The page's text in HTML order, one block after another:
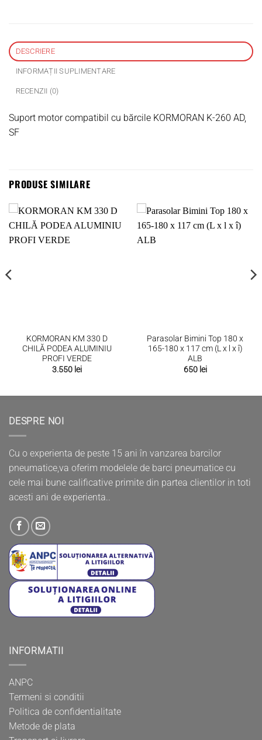
DESCRIERE
INFORMAȚII SUPLIMENTARE
RECENZII (0)
Suport motor compatibil cu bărcile KORMORAN K-260 AD,
SF
PRODUSE SIMILARE
KORMORAN KM 330 D
CHILĂ PODEA ALUMINIU
PROFI VERDE
3.550 lei
Parasolar Bimini Top 180 x
165-180 x 117 cm (L x l x î)
ALB
650 lei
DESPRE NOI
Cu o experienta de peste 15 ani în vanzarea barcilor
pneumatice,va oferim modelele de barci pneumatice cu
cele mai bune calificative primite din partea clientilor in toti
acesti ani de experienta..
INFORMATII
ANPC
Termeni si conditii
Politica de confidentialitate
Metode de plata